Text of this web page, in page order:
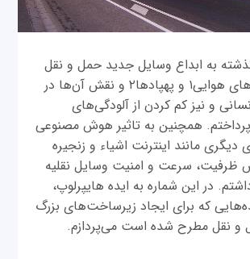
به ابداع وسایل جدید حمل و نقل
از جمله تاکسی‌های هوایی۱ و پهپادها۲ و نقش‌ آن‌ها در
و نیز کم‌ کردن از آلودگی‌های
همچنین به تاثیر هوش مصنوعی
دیگری مانند اینترنت اشیاء و زنجیره
ظرفیت، سرعت و امنیت وسایل نقلیه
در این شماره به ایده هایپرلوپ،
که برای ایجاد زیرساخت‌های بزرگ
نقل مطرح شده است می‌پردازم.